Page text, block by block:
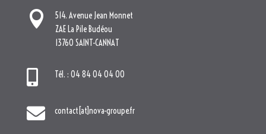
 contact[at]nova-groupe.fr
Cliquez pour accepter les cookies